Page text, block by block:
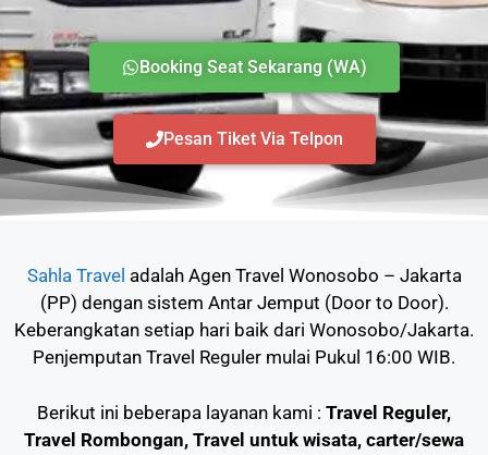
Booking Seat Sekarang (WA)
Pesan Tiket Via Telpon
Sahla Travel adalah Agen Travel Wonosobo – Jakarta
(PP) dengan sistem Antar Jemput (Door to Door).
Keberangkatan setiap hari baik dari Wonosobo/Jakarta.
Penjemputan Travel Reguler mulai Pukul 16:00 WIB.
Berikut ini beberapa layanan kami : Travel Reguler,
Travel Rombongan, Travel untuk wisata, carter/sewa